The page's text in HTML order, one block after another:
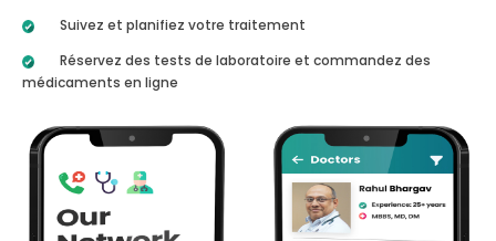
Suivez et planifiez votre traitement
Réservez des tests de laboratoire et commandez des
médicaments en ligne